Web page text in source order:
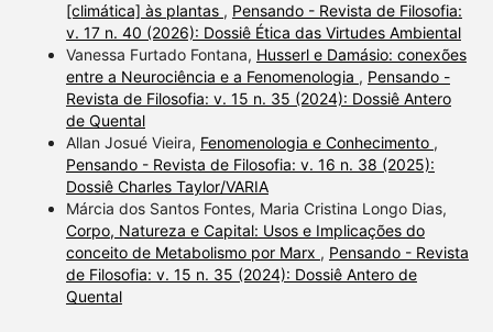
[climática] às plantas , Pensando - Revista de Filosofia:
v. 17 n. 40 (2026): Dossiê Ética das Virtudes Ambiental
Vanessa Furtado Fontana, Husserl e Damásio: conexões
entre a Neurociência e a Fenomenologia , Pensando -
Revista de Filosofia: v. 15 n. 35 (2024): Dossiê Antero
de Quental
Allan Josué Vieira, Fenomenologia e Conhecimento ,
Pensando - Revista de Filosofia: v. 16 n. 38 (2025):
Dossiê Charles Taylor/VARIA
Márcia dos Santos Fontes, Maria Cristina Longo Dias,
Corpo, Natureza e Capital: Usos e Implicações do
conceito de Metabolismo por Marx , Pensando - Revista
de Filosofia: v. 15 n. 35 (2024): Dossiê Antero de
Quental